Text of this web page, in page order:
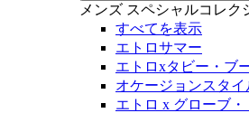
メンズ スペシャルコレク
すべてを表示
エトロサマー
エトロxタビー・ブ
オケージョンスタイ
エトロ x グローブ